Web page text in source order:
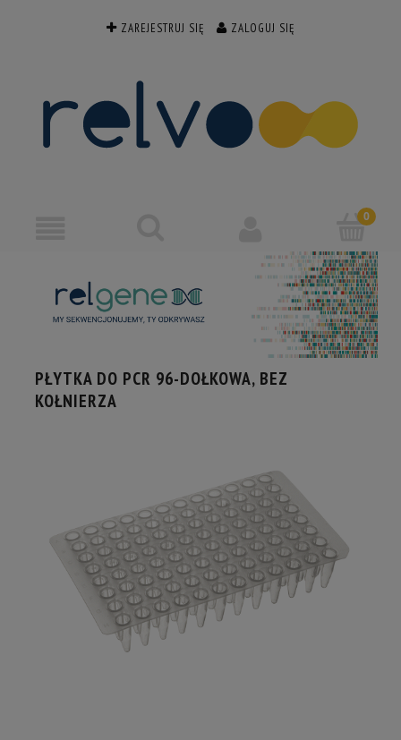
ZAREJESTRUJ SIĘ ZALOGUJ SIĘ
PŁYTKA DO PCR 96-DOŁKOWA, BEZ
KOŁNIERZA